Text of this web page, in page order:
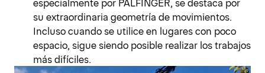
su extraordinaria geometría de movimientos.
Incluso cuando se utilice en lugares con poco
espacio, sigue siendo posible realizar los trabajos
más difíciles.